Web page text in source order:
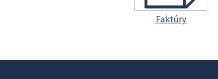
Faktúry